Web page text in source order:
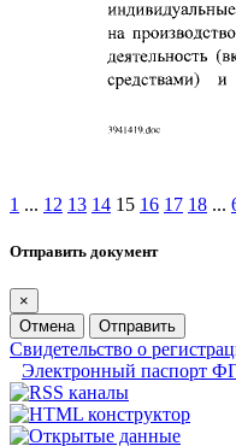
1 ... 12 13 14 15 16 17 18 ...
Отправить документ
×
Отмена
Отправить
Свидетельство о
Электронный паспорт